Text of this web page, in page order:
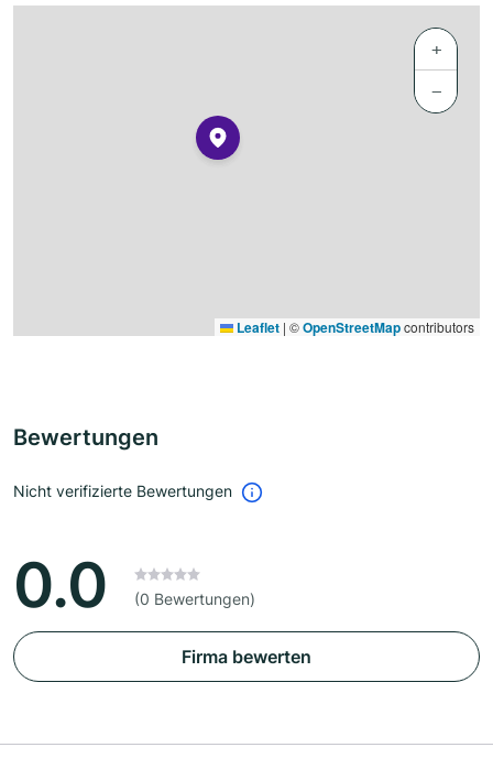
+
−
Leaflet | ©OpenStreetMapcontributors
Bewertungen
Nicht verifizierte Bewertungen
0.0 (0 Bewertungen)
Firma bewerten